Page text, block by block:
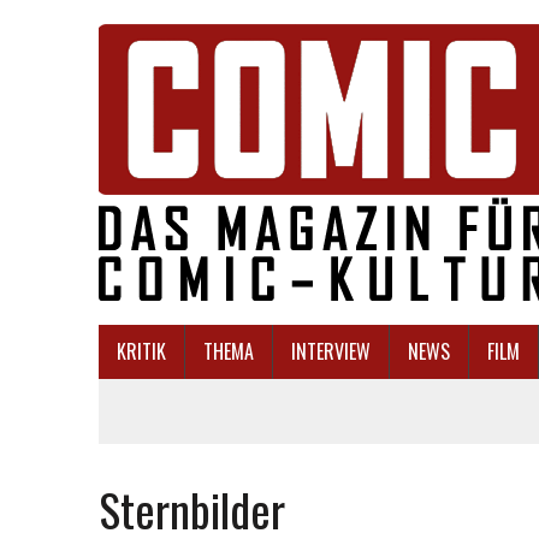
KRITIK THEMA INTERVIEW NEWS FILM
Sternbilder